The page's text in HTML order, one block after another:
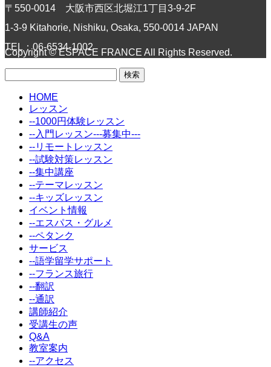
〒550-0014 大阪市西区北堀江1丁目3-9-2F
1-3-9 Kitahorie, Nishiku, Osaka, 550-0014 JAPAN
TEL：06-6534-1002
Copyright © ESPACE FRANCE All Rights Reserved.
HOME
レッスン
--1000円体験レッスン
--入門レッスン---募集中---
--リモートレッスン
--試験対策レッスン
--集中講座
--テーマレッスン
--キッズレッスン
イベント情報
--エスパス・グルメ
--ペタンク
サービス
--語学留学サポート
--フランス旅行
--翻訳
--通訳
講師紹介
受講生の声
Q&A
教室案内
--アクセス